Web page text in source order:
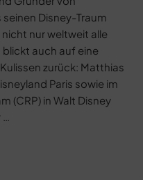
Disney-Traum
nur weltweit alle
auch auf eine
zurück: Matthias
Paris sowie im
(CRP) in Walt Disney